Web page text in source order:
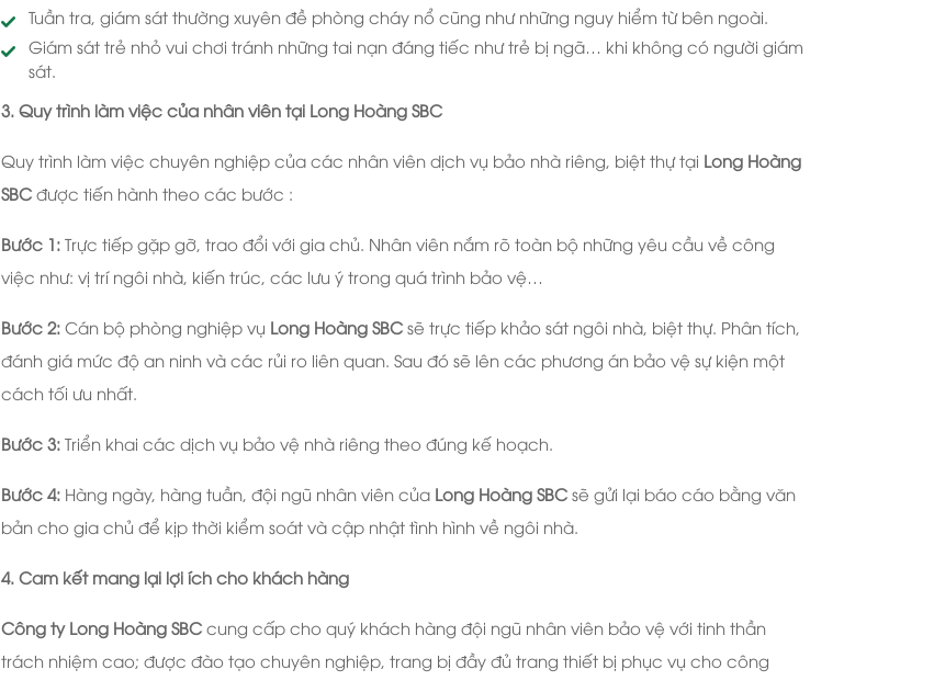
Tuần tra, giám sát thường xuyên đề phòng cháy nổ cũng như những nguy hiểm từ bên ngoài.
Giám sát trẻ nhỏ vui chơi tránh những tai nạn đáng tiếc như trẻ bị ngã… khi không có người giám
sát.
3. Quy trình làm việc của nhân viên tại Long Hoàng SBC
Quy trình làm việc chuyên nghiệp của các nhân viên dịch vụ bảo nhà riêng, biệt thự tại Long Hoàng
SBC được tiến hành theo các bước :
Bước 1: Trực tiếp gặp gỡ, trao đổi với gia chủ. Nhân viên nắm rõ toàn bộ những yêu cầu về công
việc như: vị trí ngôi nhà, kiến trúc, các lưu ý trong quá trình bảo vệ…
Bước 2: Cán bộ phòng nghiệp vụ Long Hoàng SBC sẽ trực tiếp khảo sát ngôi nhà, biệt thự. Phân tích,
đánh giá mức độ an ninh và các rủi ro liên quan. Sau đó sẽ lên các phương án bảo vệ sự kiện một
cách tối ưu nhất.
Bước 3: Triển khai các dịch vụ bảo vệ nhà riêng theo đúng kế hoạch.
Bước 4: Hàng ngày, hàng tuần, đội ngũ nhân viên của Long Hoàng SBC sẽ gửi lại báo cáo bằng văn
bản cho gia chủ để kịp thời kiểm soát và cập nhật tình hình về ngôi nhà.
4. Cam kết mang lại lợi ích cho khách hàng
Công ty Long Hoàng SBC cung cấp cho quý khách hàng đội ngũ nhân viên bảo vệ với tinh thần
trách nhiệm cao; được đào tạo chuyên nghiệp, trang bị đầy đủ trang thiết bị phục vụ cho công